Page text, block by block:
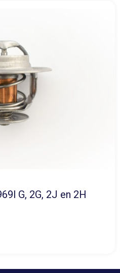
G, 2G, 2J en 2H